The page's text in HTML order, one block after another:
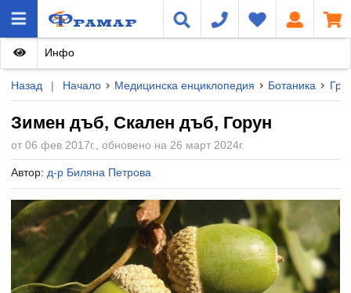
Назад | Начало Медицинска енциклопедия Ботаника
Зимен дъб, Скален дъб, Горун
от 06 фев 2017г., обновено на 26 март 2024г.
Автор: д-р Биляна Петрова
Инфо